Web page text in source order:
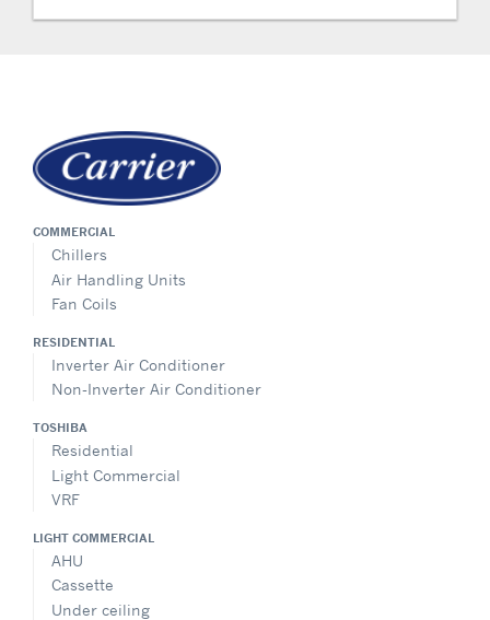
COMMERCIAL
Chillers
Air Handling Units
Fan Coils
RESIDENTIAL
Inverter Air Conditioner
Non-Inverter Air Conditioner
TOSHIBA
Residential
Light Commercial
VRF
LIGHT COMMERCIAL
AHU
Cassette
Under ceiling